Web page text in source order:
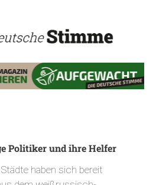
Politiker und ihre Helfer
haben sich bereit